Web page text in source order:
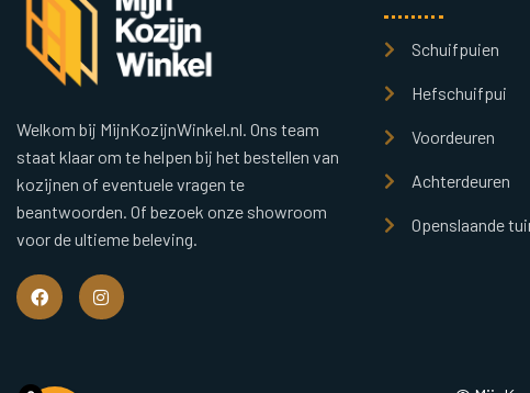
Welkom bij MijnKozijnWinkel.nl. Ons team
staat klaar om te helpen bij het bestellen van
kozijnen of eventuele vragen te
beantwoorden. Of bezoek onze showroom
voor de ultieme beleving.
Schuifpuien
Hefschuifpui
Voordeuren
Achterdeuren
Openslaande